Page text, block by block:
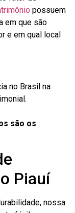
possuem
em que são
e em qual local
no Brasil na
são os
Piauí
nossa